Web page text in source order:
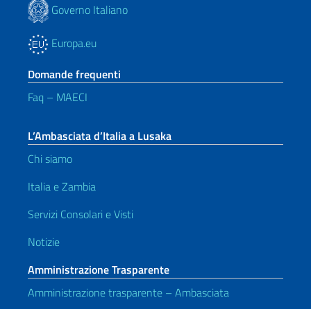
Governo Italiano
Europa.eu
Domande frequenti
Faq – MAECI
L’Ambasciata d’Italia a Lusaka
Chi siamo
Italia e Zambia
Servizi Consolari e Visti
Notizie
Amministrazione Trasparente
Amministrazione trasparente – Ambasciata